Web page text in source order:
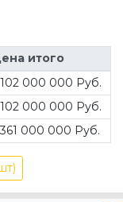
итого
102 000 000 Руб.
102 000 000 Руб.
361 000 000 Руб.